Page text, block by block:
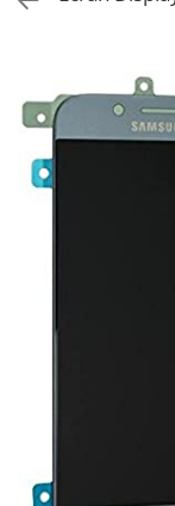
Galaxy M
GALAXY M
GALAXY M SERVICE
Galaxy N
SAMSUNG S
FLIP SERVICE PACK